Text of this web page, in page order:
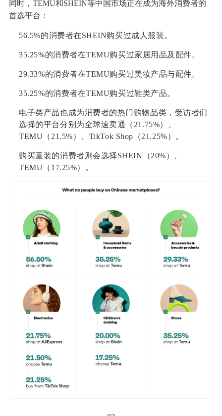
同时，TEMU和SHEIN等中国市场正在成为海外消费者的
首选平台：
56.5%的消费者在SHEIN购买过成人服装。
35.25%的消费者在TEMU购买过家居用品及配件。
29.33%的消费者在TEMU购买过美妆产品与配件。
35.25%的消费者在TEMU购买过鞋类产品。
电子类产品也成为消费者的热门购物品类，受访者们
选择的平台分别为全球速卖通（21.75%）、
TEMU（21.5%）、TikTok Shop（21.25%）。
购买童装的消费者则会选择SHEIN（20%）、
TEMU（17.25%）。